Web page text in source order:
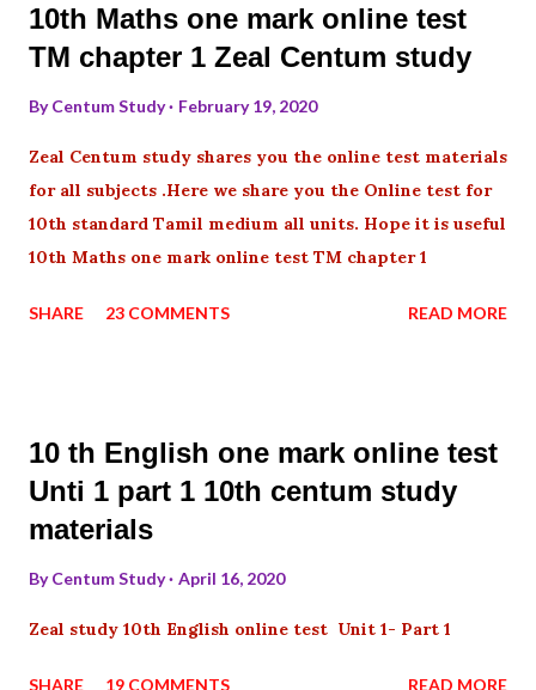
10th Maths one mark online test
TM chapter 1 Zeal Centum study
ByCentum Study February 19, 2020
Zeal Centum study shares you the online test materials
for all subjects .Here we share you the Online test for
10th standard Tamil medium all units. Hope it is useful
10th Maths one mark online test TM chapter 1
SHARE 23 COMMENTS READ MORE
10 th English one mark online test
Unti 1 part 1 10th centum study
materials
ByCentum Study April 16, 2020
Zeal study 10th English online test Unit 1- Part 1
SHARE 19 COMMENTS READ MORE